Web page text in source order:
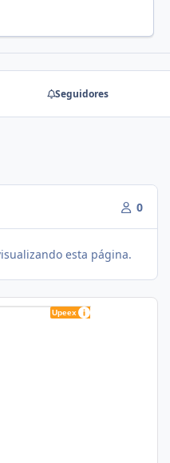
Seguidores
0
esta página.